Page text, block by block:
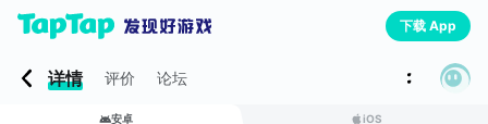
下载 App
详情 评价 论坛
安卓 iOS